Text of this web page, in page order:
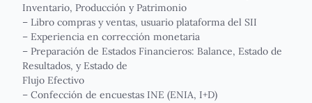
Inventario, Producción y Patrimonio
– Libro compras y ventas, usuario plataforma del SII
– Experiencia en corrección monetaria
– Preparación de Estados Financieros: Balance, Estado de
Resultados, y Estado de
Flujo Efectivo
– Confección de encuestas INE (ENIA, I+D)